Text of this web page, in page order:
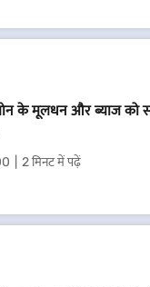
के मूलधन और ब्याज को
2 मिनट में पढ़ें